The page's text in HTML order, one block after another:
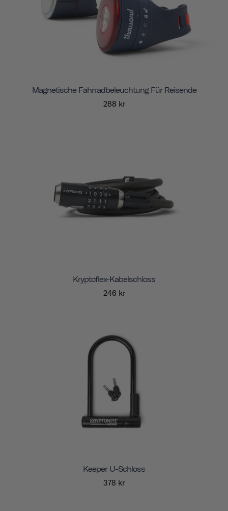
Magnetische Fahrradbeleuchtung Für Reisende
288 kr
Kryptoflex-Kabelschloss
246 kr
Keeper U-Schloss
378 kr